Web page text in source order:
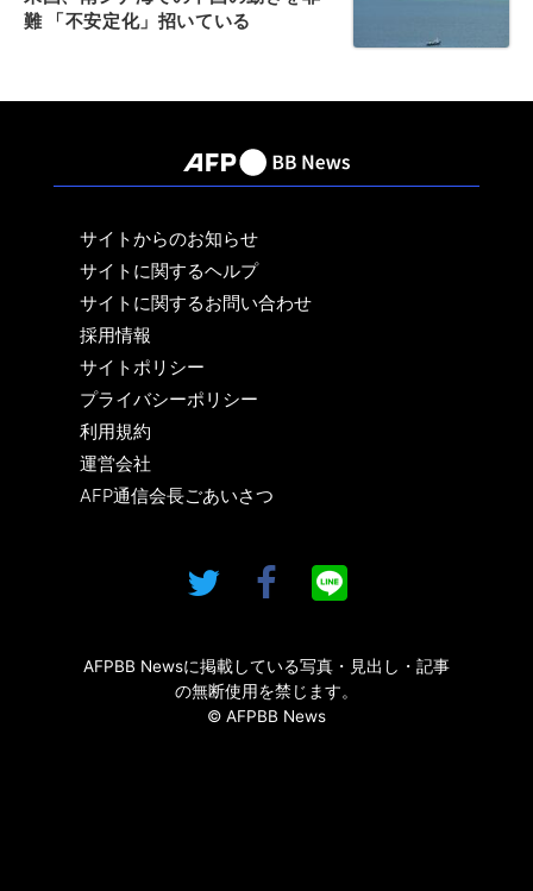
難 「不安定化」招いている
サイトからのお知らせ
サイトに関するヘルプ
サイトに関するお問い合わせ
採用情報
サイトポリシー
プライバシーポリシー
利用規約
運営会社
AFP通信会長ごあいさつ
AFPBB Newsに掲載している写真・見出し・記事
の無断使用を禁じます。
© AFPBB News